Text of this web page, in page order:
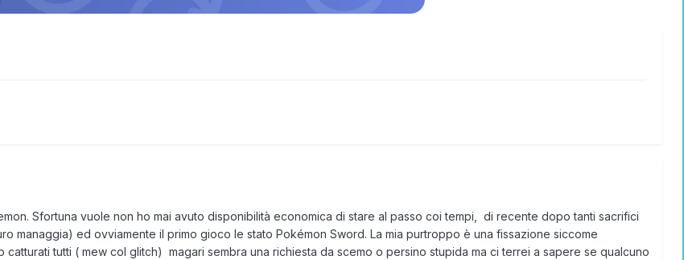
Sfortuna vuole non ho mai avuto disponibilità economica di stare al passo coi tempi, di recente dopo tanti sacrifici
managgia) ed ovviamente il primo gioco le stato Pokémon Sword. La mia purtroppo è una fissazione siccome
tutti ( mew col glitch) magari sembra una richiesta da scemo o persino stupida ma ci terrei a sapere se qualcuno